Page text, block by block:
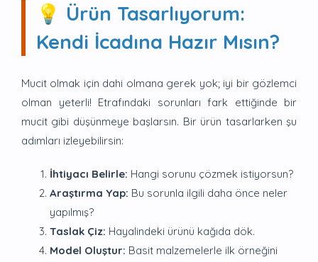
💡 Ürün Tasarlıyorum:
Kendi İcadına Hazır Mısın?
Mucit olmak için dahi olmana gerek yok; iyi bir gözlemci
olman yeterli! Etrafındaki sorunları fark ettiğinde bir
mucit gibi düşünmeye başlarsın. Bir ürün tasarlarken şu
adımları izleyebilirsin:
İhtiyacı Belirle: Hangi sorunu çözmek istiyorsun?
Araştırma Yap: Bu sorunla ilgili daha önce neler
yapılmış?
Taslak Çiz: Hayalindeki ürünü kağıda dök.
Model Oluştur: Basit malzemelerle ilk örneğini